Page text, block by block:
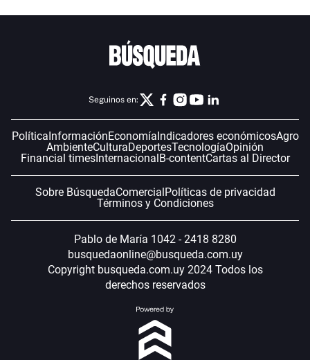
Seguinos en:
Política InformaciónEconomía Indicadores económicosAgro
AmbienteCulturaDeportesTecnologíaOpinión
Financial timesInternacional B-contentCartas al Director
Sobre BúsquedaComercial Políticas de privacidad
Términos y Condiciones
Pablo de María 1042 - 2418 8280
busquedaonline@busqueda.com.uy
Copyright busqueda.com.uy 2024 Todos los
derechos reservados